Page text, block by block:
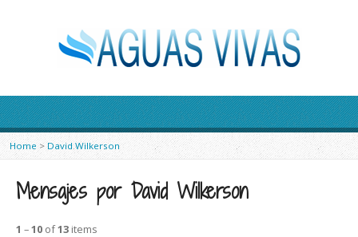
Home > David Wilkerson
Mensajes por David Wilkerson
1 –10 of13 items